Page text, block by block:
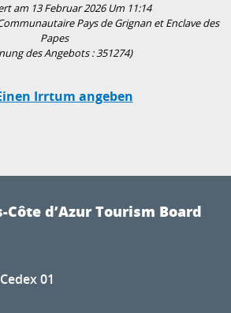
am 13 Februar 2026 Um 11:14
Pays de Grignan et Enclave des
Papes
des Angebots :351274)
Irrtum angeben
Côte d’Azur Tourism Board
01